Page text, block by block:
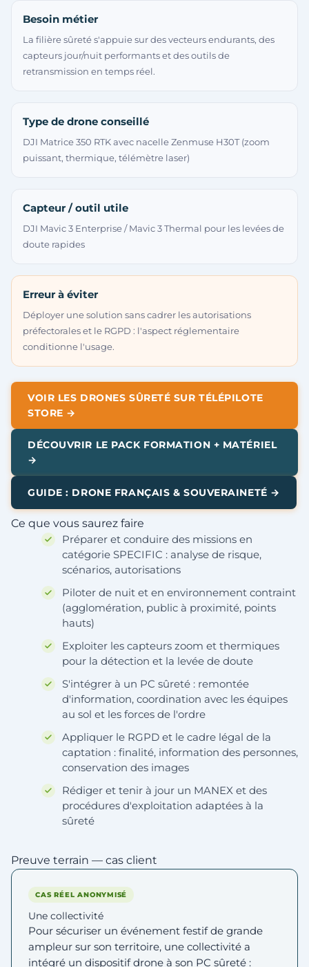
Besoin métier
La filière sûreté s'appuie sur des vecteurs endurants, des
capteurs jour/nuit performants et des outils de
retransmission en temps réel.
Type de drone conseillé
DJI Matrice 350 RTK avec nacelle Zenmuse H30T (zoom
puissant, thermique, télémètre laser)
Capteur / outil utile
DJI Mavic 3 Enterprise / Mavic 3 Thermal pour les levées de
doute rapides
Erreur à éviter
Déployer une solution sans cadrer les autorisations
préfectorales et le RGPD : l'aspect réglementaire
conditionne l'usage.
VOIR LES DRONES SÛRETÉ SUR TÉLÉPILOTE
STORE →
DÉCOUVRIR LE PACK FORMATION + MATÉRIEL
→
GUIDE : DRONE FRANÇAIS & SOUVERAINETÉ →
Ce que vous saurez faire
Préparer et conduire des missions en
catégorie SPECIFIC : analyse de risque,
scénarios, autorisations
Piloter de nuit et en environnement contraint
(agglomération, public à proximité, points
hauts)
Exploiter les capteurs zoom et thermiques
pour la détection et la levée de doute
S'intégrer à un PC sûreté : remontée
d'information, coordination avec les équipes
au sol et les forces de l'ordre
Appliquer le RGPD et le cadre légal de la
captation : finalité, information des personnes,
conservation des images
Rédiger et tenir à jour un MANEX et des
procédures d'exploitation adaptées à la
sûreté
Preuve terrain — cas client
CAS RÉEL ANONYMISÉ
Une collectivité
Pour sécuriser un événement festif de grande
ampleur sur son territoire, une collectivité a
intégré un dispositif drone à son PC sûreté :